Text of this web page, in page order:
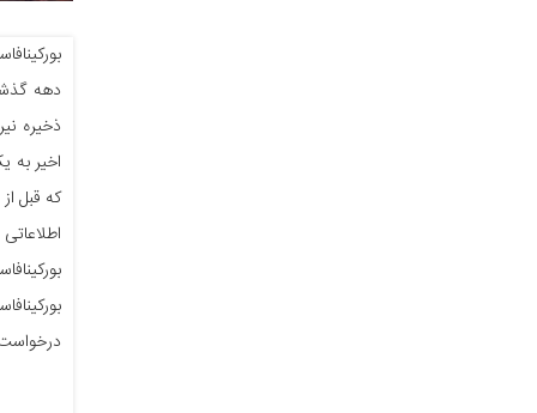
دهه
ذخیره
اخیر به
که قبل